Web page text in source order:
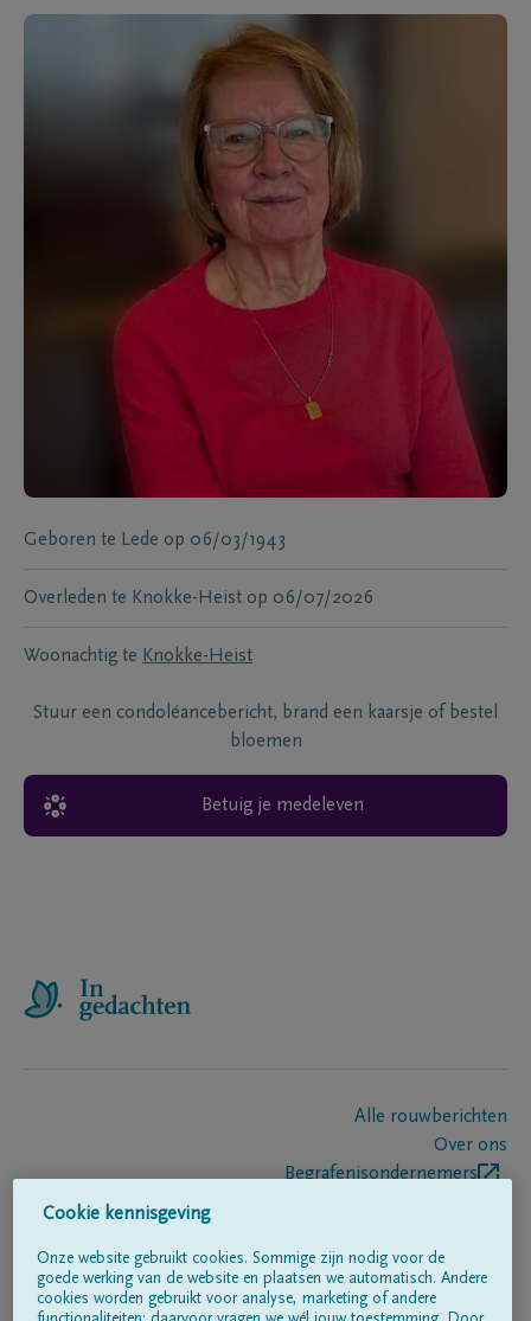
Geboren te Lede op 06/03/1943
Overleden te Knokke-Heist op 06/07/2026
Woonachtig te Knokke-Heist
Stuur een condoléancebericht, brand een kaarsje of bestel
bloemen
Betuig je medeleven
Alle rouwberichten
Over ons
Begrafenisondernemers
Volg ons op
Cookie kennisgeving
Onze website gebruikt cookies. Sommige zijn nodig voor de
goede werking van de website en plaatsen we automatisch. Andere
cookies worden gebruikt voor analyse, marketing of andere